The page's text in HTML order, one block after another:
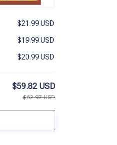
$21.99 USD
$19.99 USD
$20.99 USD
$59.82 USD
$62.97 USD